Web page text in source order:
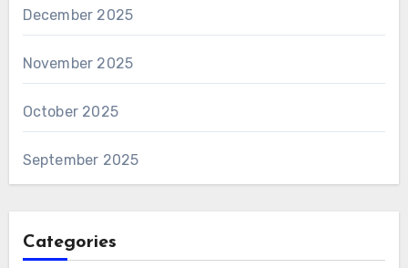
December 2025
November 2025
October 2025
September 2025
Categories